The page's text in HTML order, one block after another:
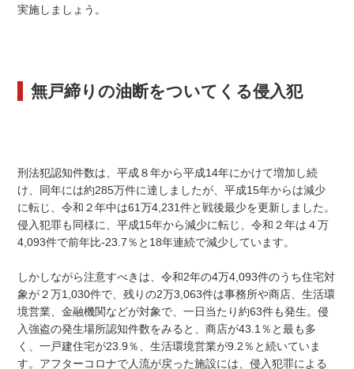
実施しましょう。
無戸締りの油断をついてくる侵入犯
刑法犯認知件数は、平成８年から平成14年にかけて増加し続
け、同年には約285万件に達しましたが、平成15年からは減少
に転じ、令和２年中は61万4,231件と戦後最少を更新しました。
侵入犯罪も同様に、平成15年から減少に転じ、令和２年は４万
4,093件で前年比-23.7％と18年連続で減少しています。
しかしながら注意すべきは、令和2年の4万4,093件のうち住宅対
象が２万1,030件で、残りの2万3,063件は事務所や商店、生活環
境営業、金融機関などが対象で、一日当たり約63件も発生。侵
入強盗の発生場所認知件数をみると、商店が43.1％と最も多
く、一戸建住宅が23.9％、生活環境営業が9.2％と続いていま
す。アフターコロナで人流が戻った施設には、侵入犯罪による